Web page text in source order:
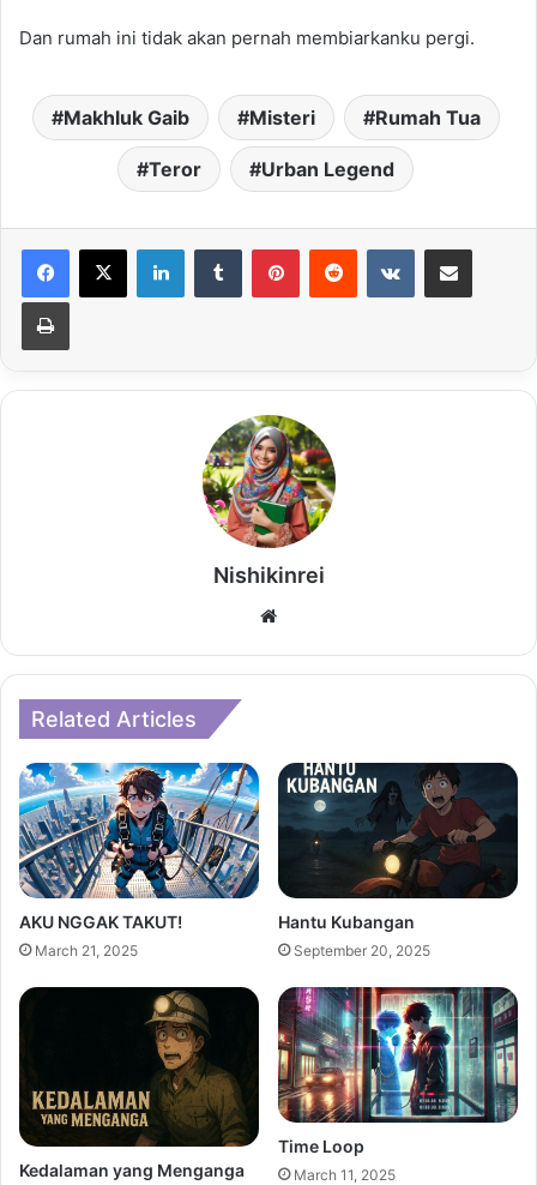
Dan rumah ini tidak akan pernah membiarkanku pergi.
Makhluk Gaib Misteri Rumah Tua
Teror Urban Legend
LinkedInTumblr PinterestReddit VKontakteShare via Email
Print
Nishikinrei
Related Articles
AKU NGGAK TAKUT!
March 21, 2025
Hantu Kubangan
September 20, 2025
Kedalaman yang Menganga
Time Loop
March 11, 2025